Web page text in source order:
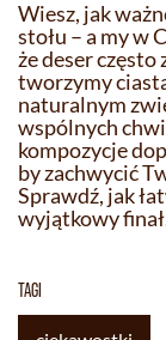
Wiesz, jak
stołu – a my w
że deser
tworzymy
naturalnym
wspólnych
kompozycje
by zachwycić
Sprawdź, jak
wyjątkowy
TAGI